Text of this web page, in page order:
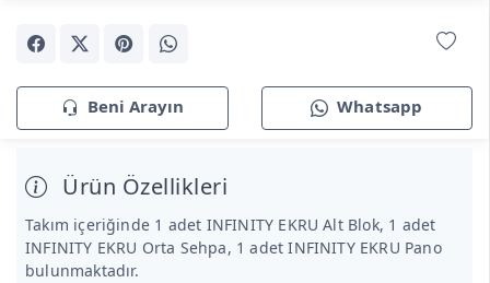
Beni Arayın Whatsapp
Ürün Özellikleri
Takım içeriğinde 1 adet INFINITY EKRU Alt Blok, 1 adet
INFINITY EKRU Orta Sehpa, 1 adet INFINITY EKRU Pano
bulunmaktadır.